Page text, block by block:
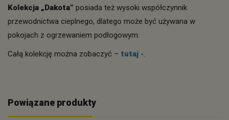
Kolekcja „Dakota” posiada też wysoki współczynnik
przewodnictwa cieplnego, dlatego może być używana w
pokojach z ogrzewaniem podłogowym.
Całą kolekcję można zobaczyć – tutaj -.
Powiązane produkty